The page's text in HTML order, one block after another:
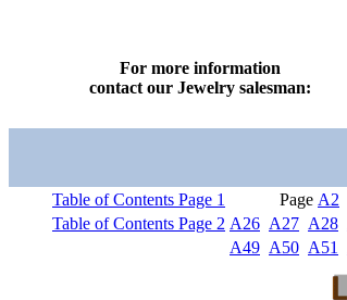
For more information
contact our Jewelry salesman:
Table of Contents Page 1 Page A2
Table of Contents Page 2 A26 A27 A28
A49 A50 A51